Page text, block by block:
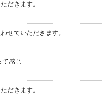
だきます。
せていただきます。
て感じ
だきます。